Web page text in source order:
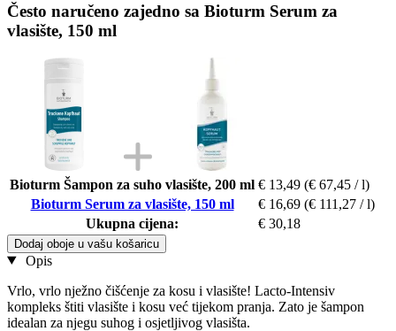
Često naručeno zajedno sa Bioturm Serum za
vlasište, 150 ml
Bioturm Šampon za suho vlasište, 200 ml € 13,49 (€ 67,45 / l)
Bioturm Serum za vlasište, 150 ml
€ 16,69 (€ 111,27 / l)
Ukupna cijena:
€ 30,18
Dodaj oboje u vašu košaricu
Opis
Vrlo, vrlo nježno čišćenje za kosu i vlasište! Lacto-Intensiv
kompleks štiti vlasište i kosu već tijekom pranja. Zato je šampon
idealan za njegu suhog i osjetljivog vlasišta.